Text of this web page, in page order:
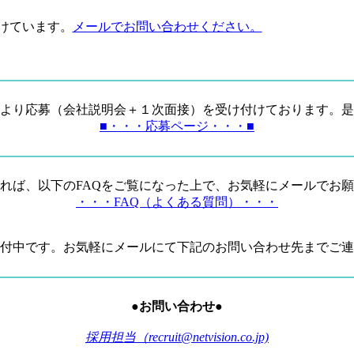
ています。 メールでお問い合わせください。
り応募（会社説明会＋１次面接）を受け付けております。
■・・・応募ページ・・・■
ば、以下のFAQをご覧になった上で、お気軽にメールでお
・・・FAQ（よくある質問）・・・
中です。お気軽にメールにて下記のお問い合わせ先までご
●お問い合わせ●
採用担当（recruit@netvision.co.jp)